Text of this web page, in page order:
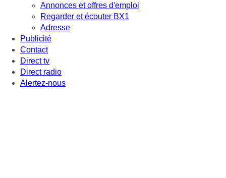
Annonces et offres d'emploi
Regarder et écouter BX1
Adresse
Publicité
Contact
Direct tv
Direct radio
Alertez-nous